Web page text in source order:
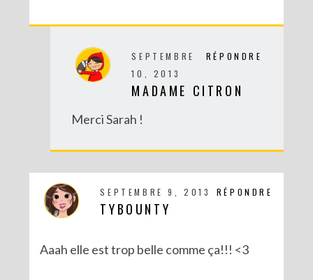
RÉPONDRE
SEPTEMBRE
10, 2013
MADAME CITRON
Merci Sarah !
RÉPONDRE
SEPTEMBRE 9, 2013
TYBOUNTY
Aaah elle est trop belle comme ça!!! <3